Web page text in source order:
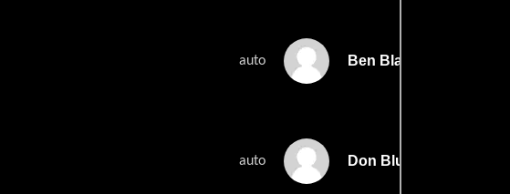
auto Ben Blackwell
auto Don Blum